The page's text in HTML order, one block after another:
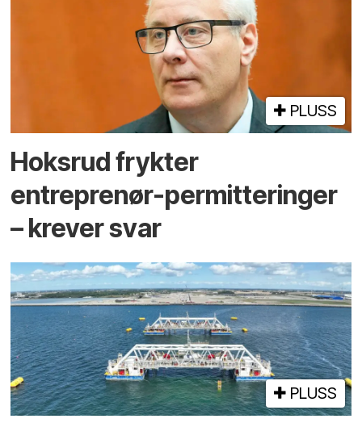
PLUSS
Hoksrud frykter
entreprenør-permitteringer
– krever svar
PLUSS